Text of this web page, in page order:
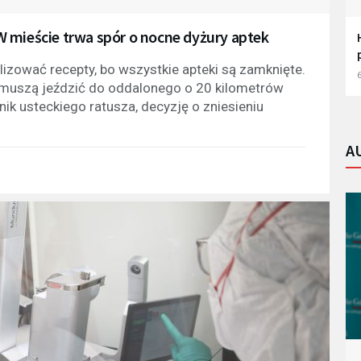
trwa spór o nocne dyżury aptek
recepty, bo wszystkie apteki są zamknięte.
jeździć do oddalonego o 20 kilometrów
usteckiego ratusza, decyzję o zniesieniu